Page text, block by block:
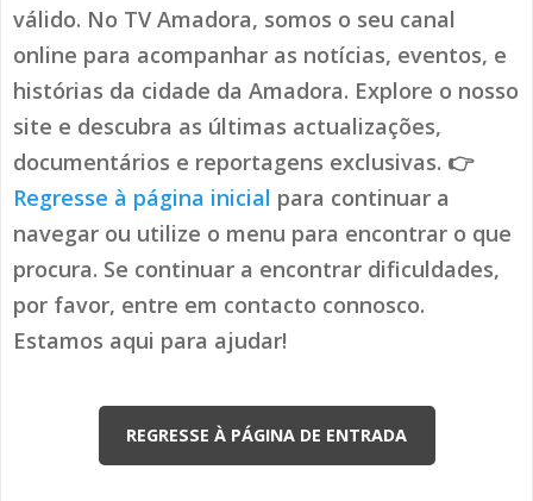
válido. No TV Amadora, somos o seu canal
online para acompanhar as notícias, eventos, e
histórias da cidade da Amadora. Explore o nosso
site e descubra as últimas actualizações,
documentários e reportagens exclusivas. 👉
Regresse à página inicial para continuar a
navegar ou utilize o menu para encontrar o que
procura. Se continuar a encontrar dificuldades,
por favor, entre em contacto connosco.
Estamos aqui para ajudar!
REGRESSE À PÁGINA DE ENTRADA